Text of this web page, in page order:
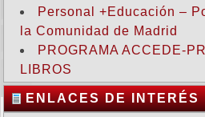
Personal +Educación –
la Comunidad de Madrid
PROGRAMA ACCEDE-
LIBROS
ENLACES DE INTERÉS